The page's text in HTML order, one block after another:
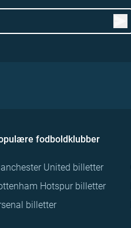
fodboldklubber
United billetter
Hotspur billetter
billetter